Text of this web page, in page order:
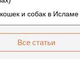
и собак в Исламе
Все статьи